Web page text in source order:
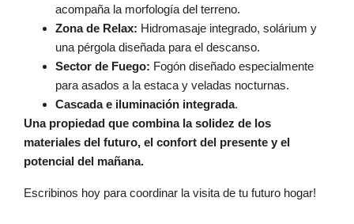
acompaña la morfología del terreno.
Zona de Relax: Hidromasaje integrado, solárium y
una pérgola diseñada para el descanso.
Sector de Fuego: Fogón diseñado especialmente
para asados a la estaca y veladas nocturnas.
Cascada e iluminación integrada.
Una propiedad que combina la solidez de los
materiales del futuro, el confort del presente y el
potencial del mañana.
Escribinos hoy para coordinar la visita de tu futuro hogar!